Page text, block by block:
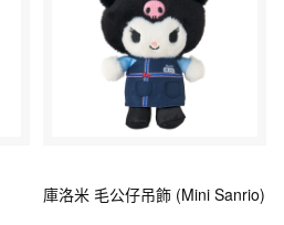
庫洛米 毛公仔吊飾 (Mini Sanrio)